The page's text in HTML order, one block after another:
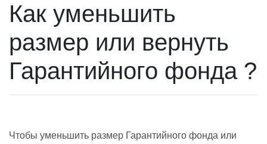
Как уменьшить
размер или вернуть
Гарантийного фонда ?
Чтобы уменьшить размер Гарантийного фонда или